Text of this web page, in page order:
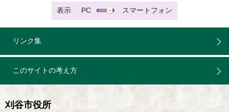
表示 PC スマートフォン
リンク集
このサイトの考え方
刈谷市役所